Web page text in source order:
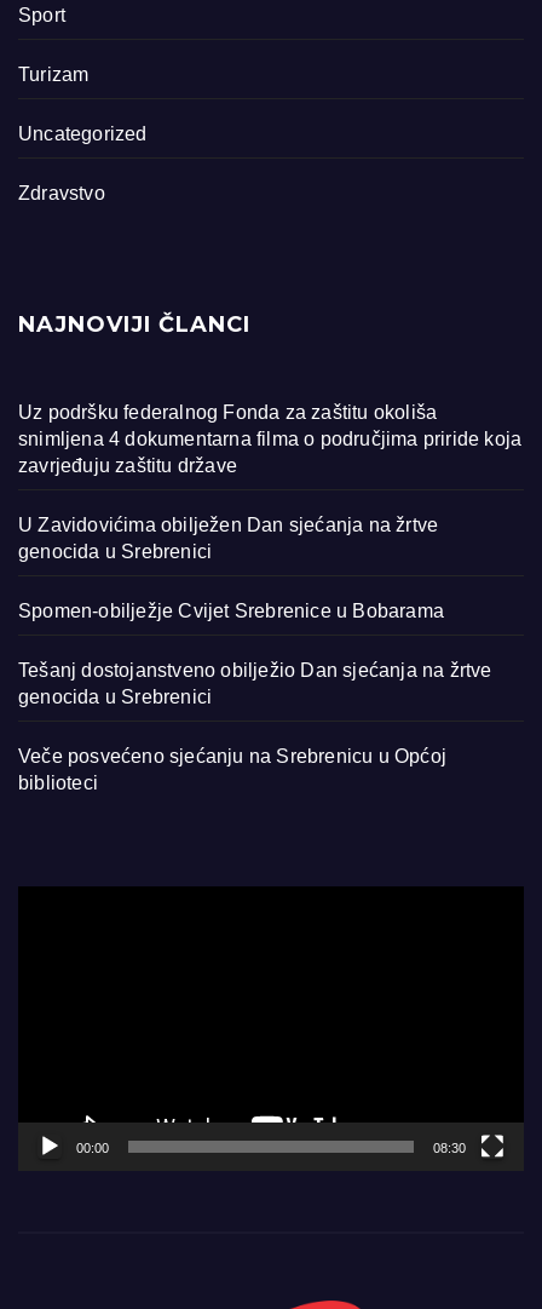
Sport
Turizam
Uncategorized
Zdravstvo
NAJNOVIJI ČLANCI
Uz podršku federalnog Fonda za zaštitu okoliša
snimljena 4 dokumentarna filma o područjima priride koja
zavrjeđuju zaštitu države
U Zavidovićima obilježen Dan sjećanja na žrtve
genocida u Srebrenici
Spomen-obilježje Cvijet Srebrenice u Bobarama
Tešanj dostojanstveno obilježio Dan sjećanja na žrtve
genocida u Srebrenici
Veče posvećeno sjećanju na Srebrenicu u Općoj
biblioteci
00:00 08:30